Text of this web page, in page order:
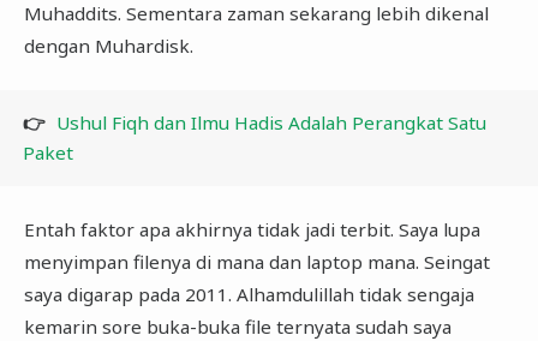
Muhaddits. Sementara zaman sekarang lebih dikenal
dengan Muhardisk.
👉 Ushul Fiqh dan Ilmu Hadis Adalah Perangkat Satu
Paket
Entah faktor apa akhirnya tidak jadi terbit. Saya lupa
menyimpan filenya di mana dan laptop mana. Seingat
saya digarap pada 2011. Alhamdulillah tidak sengaja
kemarin sore buka-buka file ternyata sudah saya